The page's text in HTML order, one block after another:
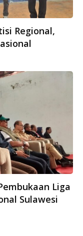
Regional,
Liga
Sulawesi